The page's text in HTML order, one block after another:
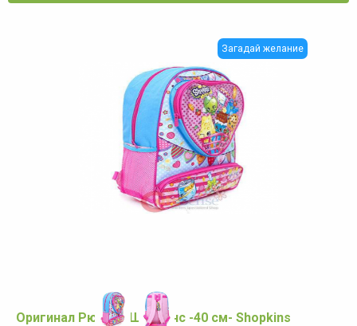
Загадай желание
Оригинал Рюкзак Шопкинс -40 см- Shopkins